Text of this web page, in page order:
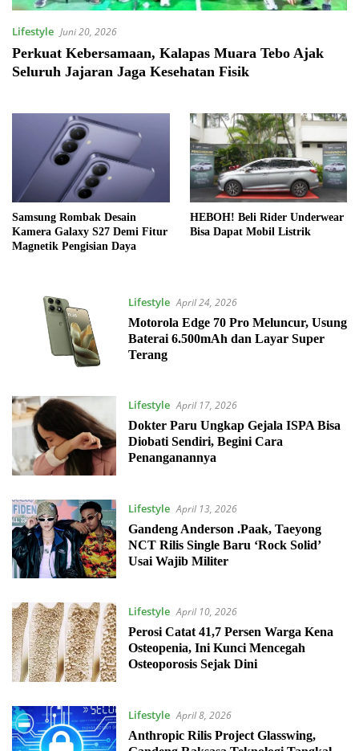
Lifestyle Juni 20, 2026
Perkuat Kebersamaan, Kalapas Muara Tebo Ajak
Seluruh Jajaran Jaga Kesehatan Fisik
Samsung Rombak Desain
Kamera Galaxy S27 Demi Fitur
Magnetik Pengisian Daya
HEBOH! Beli Rider Underwear
Bisa Dapat Mobil Listrik
Lifestyle April 24, 2026
Motorola Edge 70 Pro Meluncur, Usung
Baterai 6.500mAh dan Layar Super
Terang
Lifestyle April 17, 2026
Dokter Paru Ungkap Gejala ISPA Bisa
Diobati Sendiri, Begini Cara
Penanganannya
Lifestyle April 13, 2026
Gandeng Anderson .Paak, Taeyong
NCT Rilis Single Baru ‘Rock Solid’
Usai Wajib Militer
Lifestyle April 10, 2026
Perosi Catat 41,7 Persen Warga Kena
Osteopenia, Ini Kunci Mencegah
Osteoporosis Sejak Dini
Lifestyle April 8, 2026
Anthropic Rilis Project Glasswing,